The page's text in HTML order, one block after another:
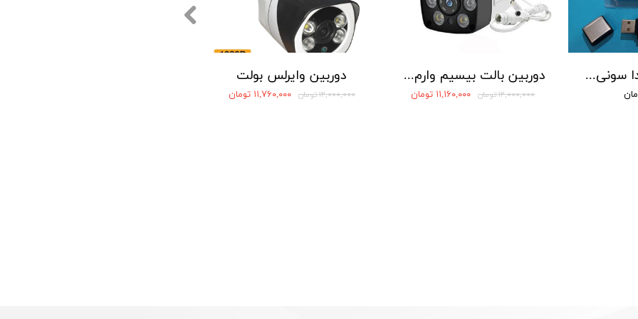
دوربین وایرلس بولت
۱۲,۰۰۰,۰۰۰ تومان ۱۱,۷۶۰,۰۰۰ تومان
دوربین بالت بیسیم وارم لایت دار
۱۲,۰۰۰,۰۰۰ تومان ۱۱,۱۶۰,۰۰۰ تومان
دستگاه ضبط صدا سونی مدل SONY 5560 - حافظه 16 گیگابایت